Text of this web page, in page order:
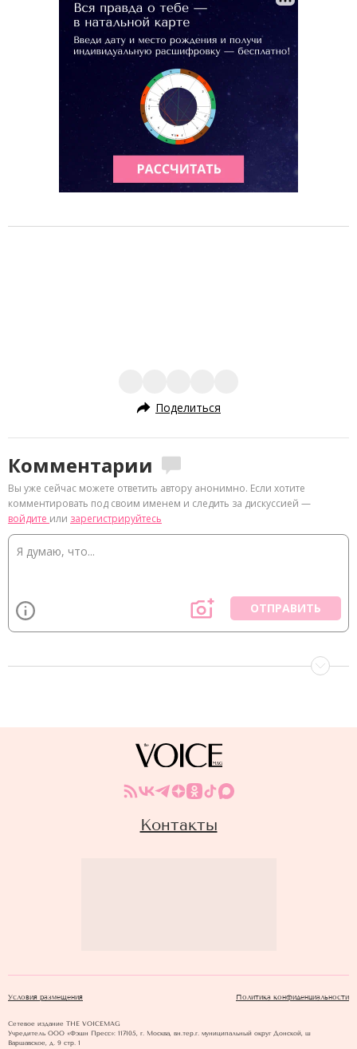
Поделиться
Комментарии
Вы уже сейчас можете ответить автору анонимно. Если хотите
комментировать под своим именем и следить за дискуссией —
войдите или зарегистрируйтесь
ОТПРАВИТЬ
Контакты
Условия размещения Политика конфиденциальности
Сетевое издание THE VOICEMAG
Учредитель ООО «Фэшн Пресс»: 117105, г. Москва, вн.тер.г. муниципальный округ Донской, ш
Варшавское, д. 9 стр. 1